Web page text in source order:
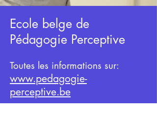
Ecole belge de
Pédagogie Perceptive
Toutes les informations sur:
www.pedagogie-
perceptive.be